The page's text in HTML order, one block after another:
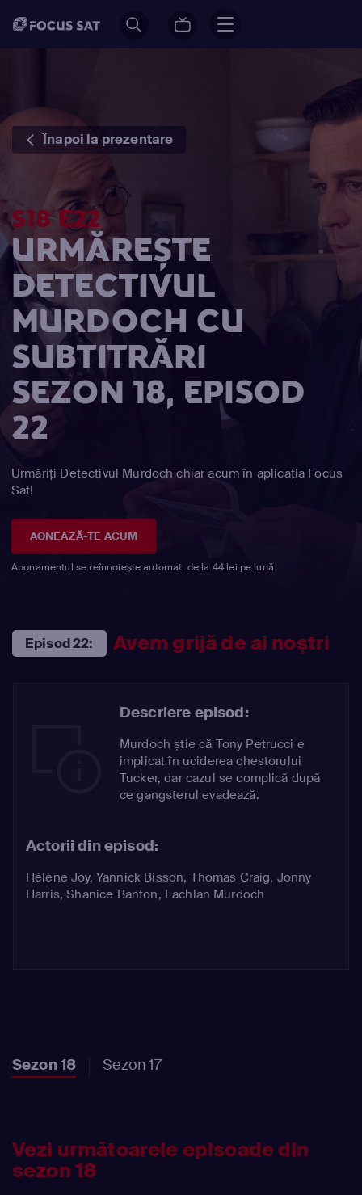
Înapoi la prezentare
S18 E22
URMĂREȘTE
DETECTIVUL
MURDOCH CU
SUBTITRĂRI
SEZON 18, EPISOD
22
Urmăriți Detectivul Murdoch chiar acum în aplicația Focus
Sat!
AONEAZĂ-TE ACUM
Abonamentul se reînnoiește automat, de la 44 lei pe lună
Episod 22: Avem grijă de ai noștri
Descriere episod:
Murdoch știe că Tony Petrucci e
implicat în uciderea chestorului
Tucker, dar cazul se complică după
ce gangsterul evadează.
Actorii din episod:
Hélène Joy, Yannick Bisson, Thomas Craig, Jonny
Harris,Shanice Banton, Lachlan Murdoch
Sezon 18 Sezon 17
Vezi următoarele episoade din
sezon 18